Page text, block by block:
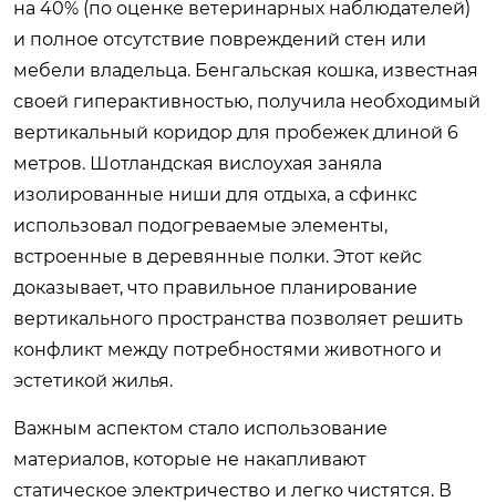
на 40% (по оценке ветеринарных наблюдателей)
и полное отсутствие повреждений стен или
мебели владельца. Бенгальская кошка, известная
своей гиперактивностью, получила необходимый
вертикальный коридор для пробежек длиной 6
метров. Шотландская вислоухая заняла
изолированные ниши для отдыха, а сфинкс
использовал подогреваемые элементы,
встроенные в деревянные полки. Этот кейс
доказывает, что правильное планирование
вертикального пространства позволяет решить
конфликт между потребностями животного и
эстетикой жилья.
Важным аспектом стало использование
материалов, которые не накапливают
статическое электричество и легко чистятся. В